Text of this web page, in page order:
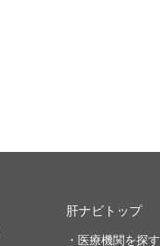
肝ナビトップ
・医療機関を探す